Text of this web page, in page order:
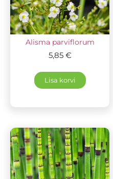
Alisma parviflorum
5,85 €
Lisa korvi